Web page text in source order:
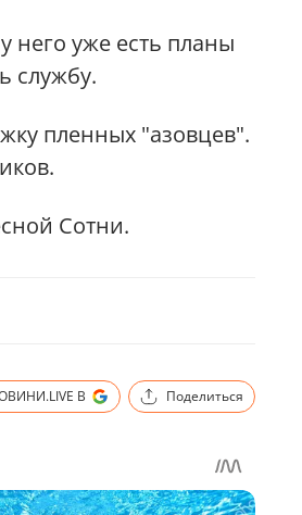
него уже есть планы
службу.
пленных "азовцев".
Сотни.
В Поделиться